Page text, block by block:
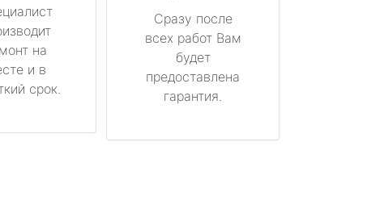
на
и в
срок.
Сразу после
всех работ Вам
будет
предоставлена
гарантия.